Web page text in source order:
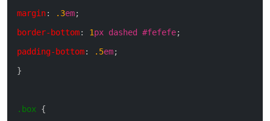
margin: .3em;
border-bottom: 1px dashed #fefefe;
padding-bottom: .5em;
}
.box {